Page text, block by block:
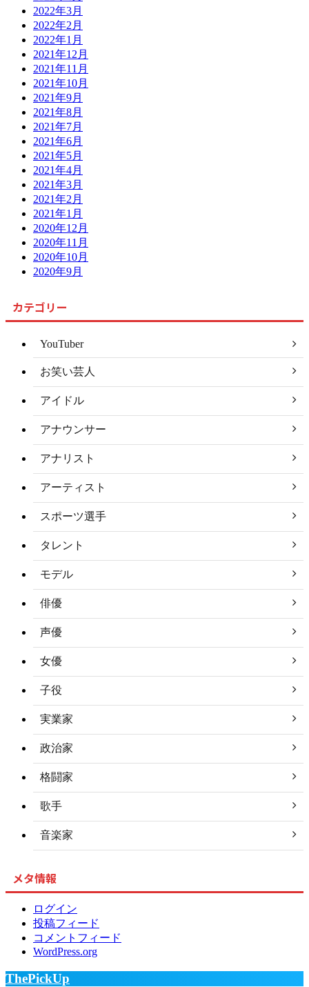
2022年3月
2022年2月
2022年1月
2021年12月
2021年11月
2021年10月
2021年9月
2021年8月
2021年7月
2021年6月
2021年5月
2021年4月
2021年3月
2021年2月
2021年1月
2020年12月
2020年11月
2020年10月
2020年9月
カテゴリー
YouTuber
お笑い芸人
アイドル
アナウンサー
アナリスト
アーティスト
スポーツ選手
タレント
モデル
俳優
声優
女優
子役
実業家
政治家
格闘家
歌手
音楽家
メタ情報
ログイン
投稿フィード
コメントフィード
WordPress.org
ThePickUp